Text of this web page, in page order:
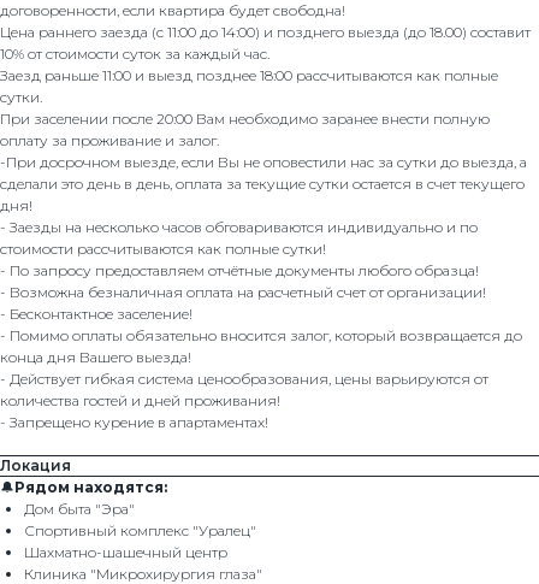
договоренности, если квартира будет свободна!
Цена раннего заезда (с 11:00 до 14:00) и позднего выезда (до 18.00) составит
10% от стоимости суток за каждый час.
Заезд раньше 11:00 и выезд позднее 18:00 рассчитываются как полные
сутки.
При заселении после 20:00 Вам необходимо заранее внести полную
оплату за проживание и залог.
-При досрочном выезде, если Вы не оповестили нас за сутки до выезда, а
сделали это день в день, оплата за текущие сутки остается в счет текущего
дня!
- Заезды на несколько часов обговариваются индивидуально и по
стоимости рассчитываются как полные сутки!
- По запросу предоставляем отчётные документы любого образца!
- Возможна безналичная оплата на расчетный счет от организации!
- Бесконтактное заселение!
- Помимо оплаты обязательно вносится залог, который возвращается до
конца дня Вашего выезда!
- Действует гибкая система ценообразования, цены варьируются от
количества гостей и дней проживания!
- Запрещено курение в апартаментах!
Локация
🔔Рядом находятся:
Дом быта "Эра"
Спортивный комплекс "Уралец"
Шахматно-шашечный центр
Клиника "Микрохирургия глаза"